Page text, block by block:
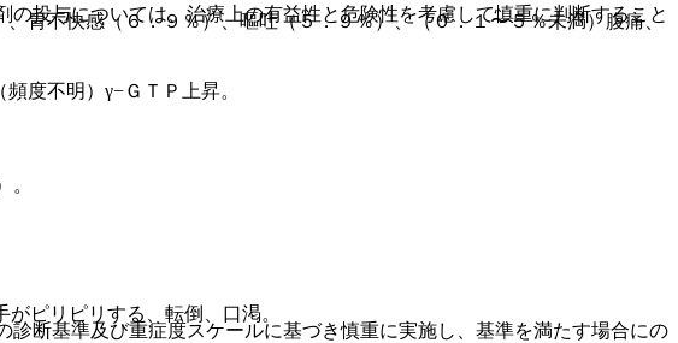
胃不快感（６．９％）、嘔吐（５．９％）、（０．１〜５％未満）腹痛、
度不明）γ−ＧＴＰ上昇。
ピリピリする、転倒、口渇。
投与については、治療上の有益性と危険性を考慮して慎重に判断すること
断基準及び重症度スケールに基づき慎重に実施し、基準を満たす場合にの